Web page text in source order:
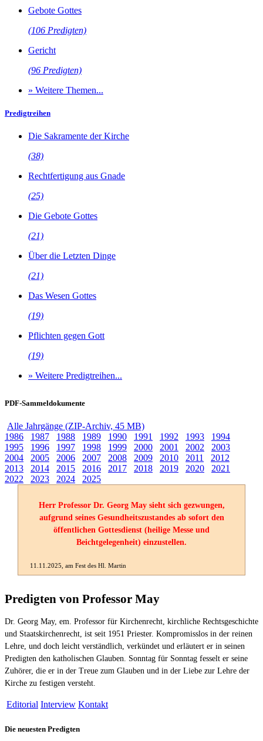
Gebote Gottes
(106 Predigten)
Gericht
(96 Predigten)
» Weitere Themen...
Predigtreihen
Die Sakramente der Kirche
(38)
Rechtfertigung aus Gnade
(25)
Die Gebote Gottes
(21)
Über die Letzten Dinge
(21)
Das Wesen Gottes
(19)
Pflichten gegen Gott
(19)
» Weitere Predigtreihen...
PDF-Sammeldokumente
Alle Jahrgänge (ZIP-Archiv, 45 MB)
1986
1987 1988 1989 1990 1991 1992 1993
1994
1995
1996 1997 1998 1999 2000 2001 2002
2003
2004
2005 2006 2007 2008 2009 2010 2011
2012
2013
2014 2015 2016 2017 2018 2019 2020
2021
2022
2023 2024 2025
Herr Professor Dr. Georg May sieht sich gezwungen,
aufgrund seines Gesundheitszustandes ab sofort den
öffentlichen Gottesdienst (heilige Messe und
Beichtgelegenheit) einzustellen.
11.11.2025, am Fest des Hl. Martin
Predigten von Professor May
Dr. Georg May, em. Professor für Kirchenrecht, kirchliche Rechtsgeschichte
und Staatskirchenrecht, ist seit 1951 Priester. Kompromisslos in der reinen
Lehre, und doch leicht verständlich, verkündet und erläutert er in seinen
Predigten den katholischen Glauben. Sonntag für Sonntag fesselt er seine
Zuhörer, die er in der Treue zum Glauben und in der Liebe zur Lehre der
Kirche zu festigen versteht.
Editorial Interview Kontakt
Die neuesten Predigten